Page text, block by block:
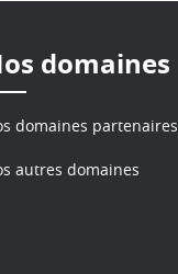
domaines
domaines partenaires
autres domaines